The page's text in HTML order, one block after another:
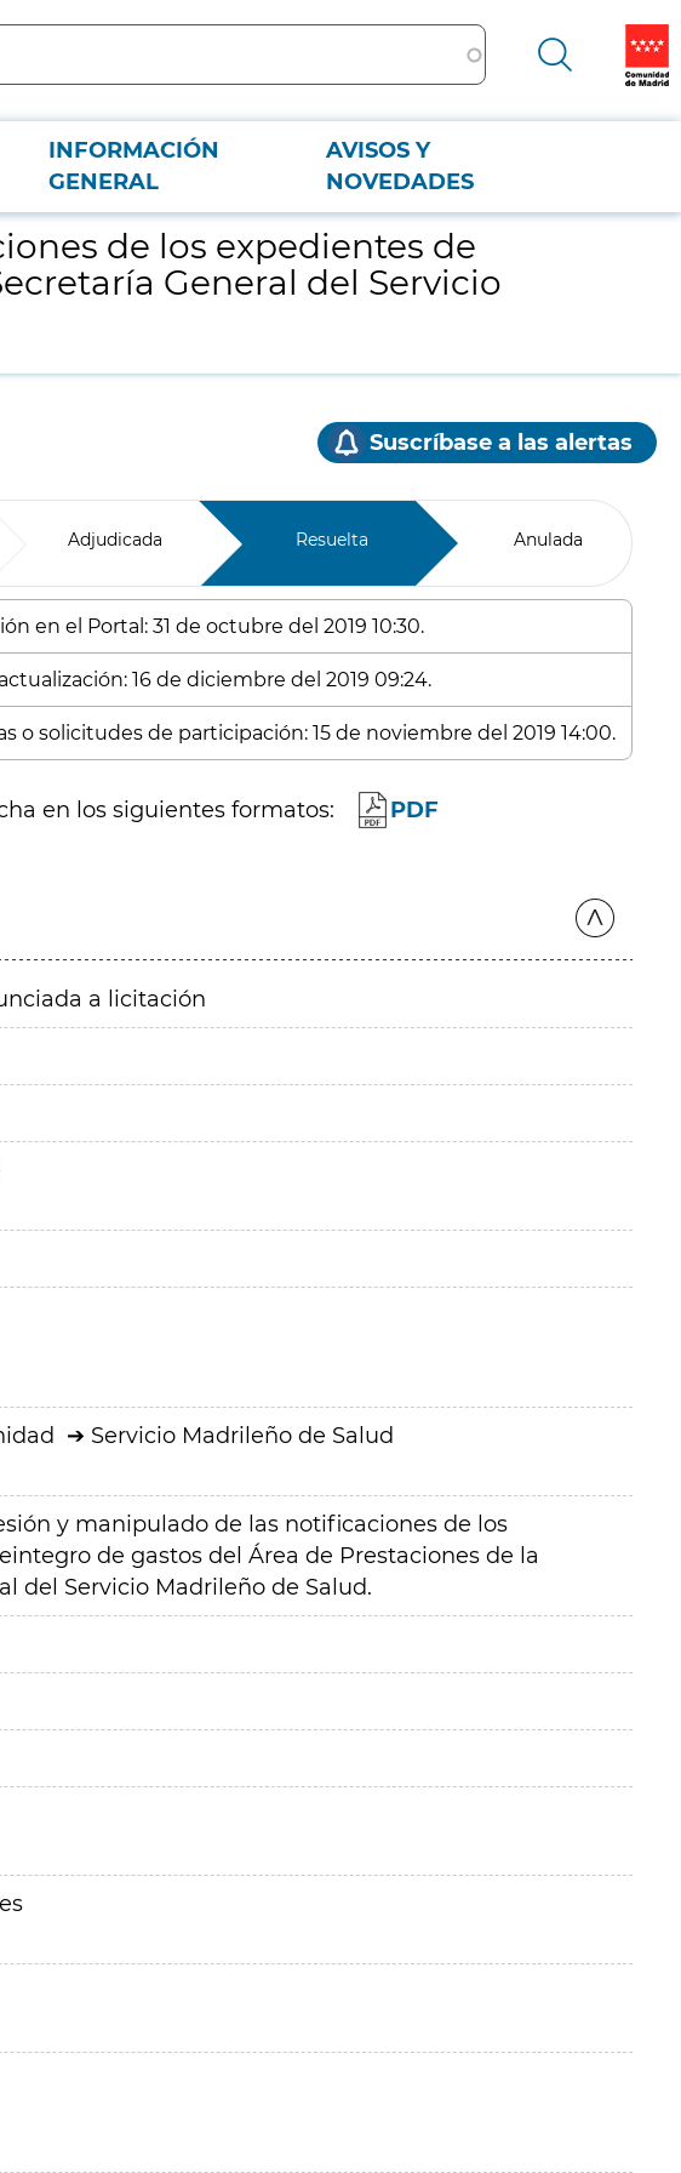
INFORMACIÓN
GENERAL
AVISOS Y
NOVEDADES
de la Secretaría General del Servicio Madrileño de Salud
de los expedientes de
General del Servicio
Suscríbase a las alertas
Adjudicada Resuelta Anulada
en el Portal: 31 de octubre del 2019 10:30.
16 de diciembre del 2019 09:24.
o solicitudes de participación: 15 de noviembre del 2019 14:00.
en los siguientes formatos: PDF
a licitación
Servicio Madrileño de Salud
y manipulado de las notificaciones de los
de gastos del Área de Prestaciones de la
del Servicio Madrileño de Salud.